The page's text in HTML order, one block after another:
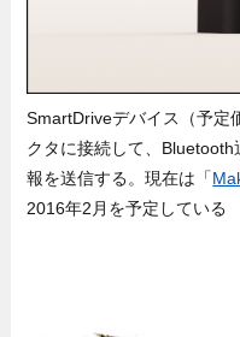
SmartDriveデバイス（予定
クタに接続して、
報を送信する。現在は「
2016年2月を予定している